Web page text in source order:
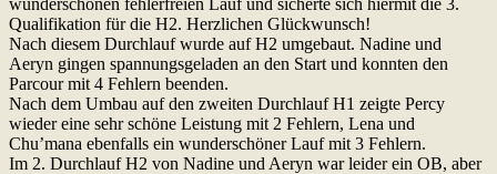
wunderschönen fehlerfreien Lauf und sicherte sich hiermit die 3.
Qualifikation für die H2. Herzlichen Glückwunsch!
Nach diesem Durchlauf wurde auf H2 umgebaut. Nadine und
Aeryn gingen spannungsgeladen an den Start und konnten den
Parcour mit 4 Fehlern beenden.
Nach dem Umbau auf den zweiten Durchlauf H1 zeigte Percy
wieder eine sehr schöne Leistung mit 2 Fehlern, Lena und
Chu’mana ebenfalls ein wunderschöner Lauf mit 3 Fehlern.
Im 2. Durchlauf H2 von Nadine und Aeryn war leider ein OB, aber